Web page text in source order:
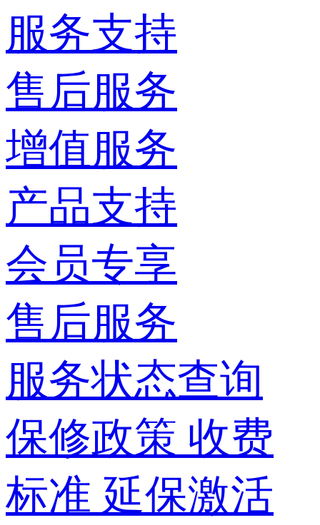
服务支持
售后服务
增值服务
产品支持
会员专享
售后服务
服务状态查询
保修政策 收费
标准 延保激活